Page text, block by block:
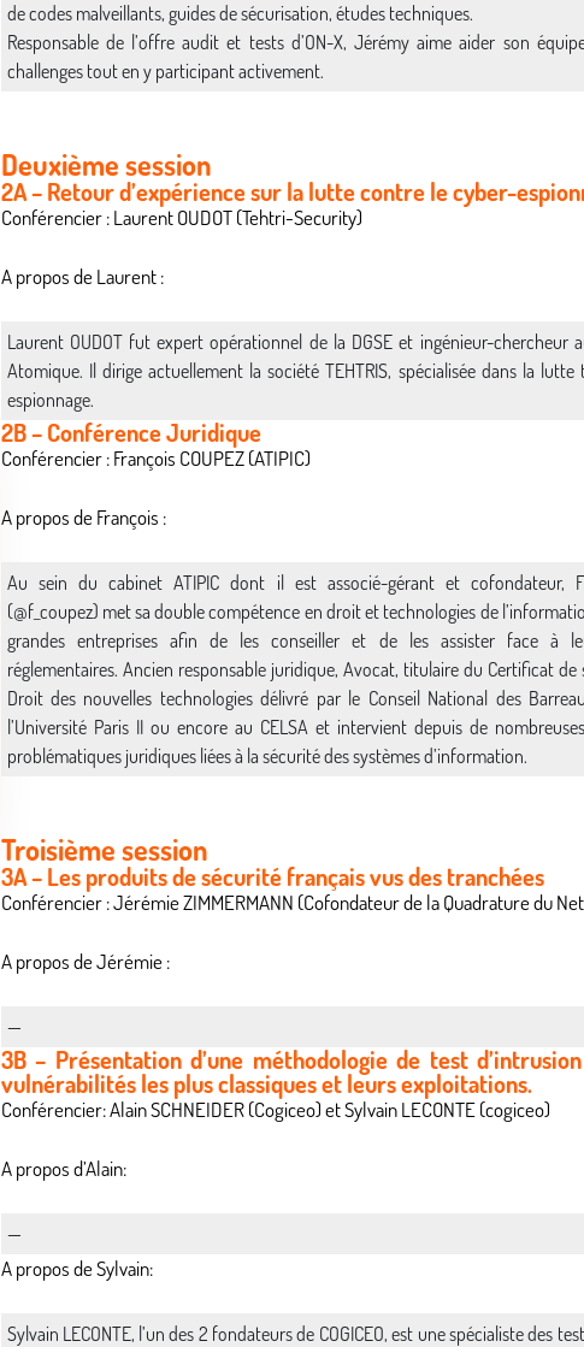
de codes malveillants, guides de sécurisation, études techniques.
Responsable de l’offre audit et tests d’ON-X, Jérémy aime aider son
challenges tout en y participant activement.
Deuxième session
2A – Retour d’expérience sur la lutte contre le cyber-
Conférencier : Laurent OUDOT (Tehtri-Security)
A propos de Laurent :
Laurent OUDOT fut expert opérationnel de la DGSE et ingénieur-chercheur
Atomique. Il dirige actuellement la société TEHTRIS, spécialisée dans la
espionnage.
2B – Conférence Juridique
Conférencier : François COUPEZ (ATIPIC)
A propos de François :
Au sein du cabinet ATIPIC dont il est associé-gérant et cofondateur,
(@f_coupez) met sa double compétence en droit et technologies de
grandes entreprises afin de les conseiller et de les assister face à
réglementaires. Ancien responsable juridique, Avocat, titulaire du Certificat de
Droit des nouvelles technologies délivré par le Conseil National des
l’Université Paris II ou encore au CELSA et intervient depuis de
problématiques juridiques liées à la sécurité des systèmes d’information.
Troisième session
3A – Les produits de sécurité français vus des tranchées
Conférencier : Jérémie ZIMMERMANN (Cofondateur de la Quadrature du
A propos de Jérémie :
—
3B – Présentation d’une méthodologie de test
vulnérabilités les plus classiques et leurs exploitations.
Conférencier: Alain SCHNEIDER (Cogiceo) et Sylvain LECONTE (cogiceo)
A propos d’Alain:
—
A propos de Sylvain:
Sylvain LECONTE, l’un des 2 fondateurs de COGICEO, est une spécialiste des